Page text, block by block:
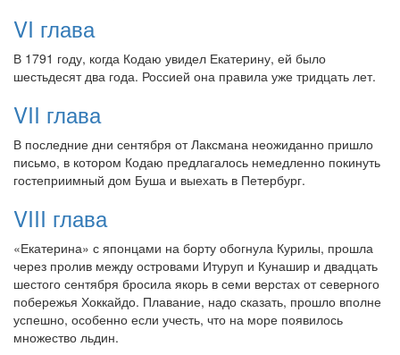
VI глава
В 1791 году, когда Кодаю увидел Екатерину, ей было
шестьдесят два года. Россией она правила уже тридцать лет.
VII глава
В последние дни сентября от Лаксмана неожиданно пришло
письмо, в котором Кодаю предлагалось немедленно покинуть
гостеприимный дом Буша и выехать в Петербург.
VIII глава
«Екатерина» с японцами на борту обогнула Курилы, прошла
через пролив между островами Итуруп и Кунашир и двадцать
шестого сентября бросила якорь в семи верстах от северного
побережья Хоккайдо. Плавание, надо сказать, прошло вполне
успешно, особенно если учесть, что на море появилось
множество льдин.